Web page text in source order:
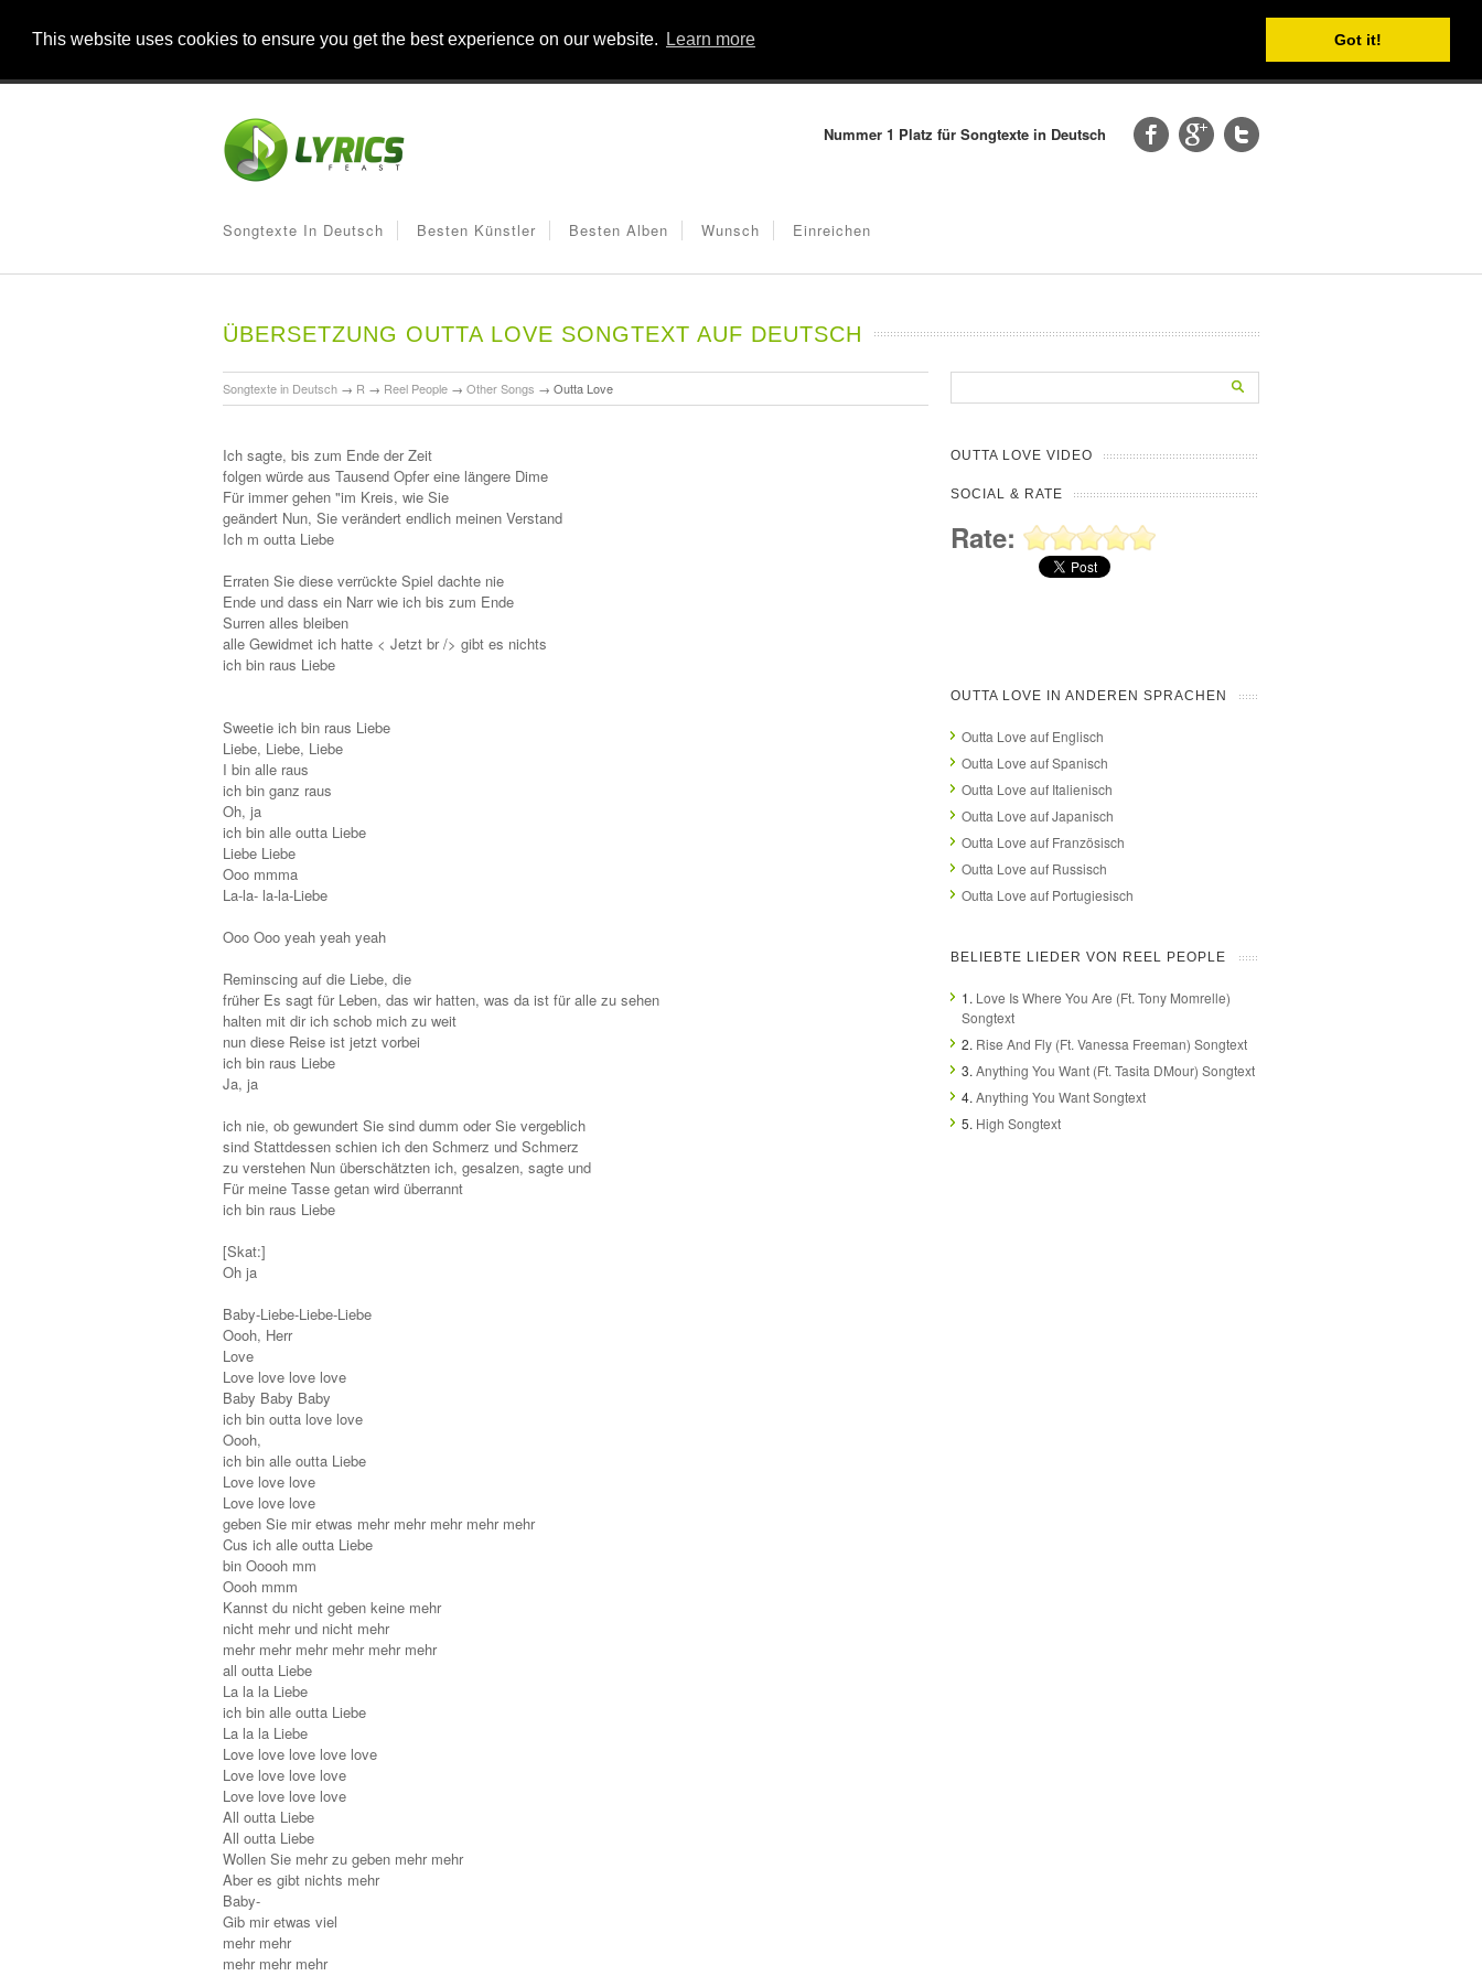
This website uses cookies to ensure you get the best experience on our website. Learn more Got it!
Nummer 1 Platz für Songtexte in Deutsch
Songtexte In Deutsch Besten Künstler Besten Alben Wunsch Einreichen
ÜBERSETZUNG OUTTA LOVE SONGTEXT AUF DEUTSCH
Songtexte in Deutsch → R → Reel People → Other Songs → Outta Love
Ich sagte, bis zum Ende der Zeit
folgen würde aus Tausend Opfer eine längere Dime
Für immer gehen "im Kreis, wie Sie
geändert Nun, Sie verändert endlich meinen Verstand
Ich m outta Liebe
Erraten Sie diese verrückte Spiel dachte nie
Ende und dass ein Narr wie ich bis zum Ende
Surren alles bleiben
alle Gewidmet ich hatte < Jetzt br /> gibt es nichts
ich bin raus Liebe
Sweetie ich bin raus Liebe
Liebe, Liebe, Liebe
I bin alle raus
ich bin ganz raus
Oh, ja
ich bin alle outta Liebe
Liebe Liebe
Ooo mmma
La-la- la-la-Liebe
Ooo Ooo yeah yeah yeah
Reminscing auf die Liebe, die
früher Es sagt für Leben, das wir hatten, was da ist für alle zu sehen
halten mit dir ich schob mich zu weit
nun diese Reise ist jetzt vorbei
ich bin raus Liebe
Ja, ja
ich nie, ob gewundert Sie sind dumm oder Sie vergeblich
sind Stattdessen schien ich den Schmerz und Schmerz
zu verstehen Nun überschätzten ich, gesalzen, sagte und
Für meine Tasse getan wird überrannt
ich bin raus Liebe
[Skat:]
Oh ja
Baby-Liebe-Liebe-Liebe
Oooh, Herr
Love
Love love love love
Baby Baby Baby
ich bin outta love love
Oooh,
ich bin alle outta Liebe
Love love love
Love love love
geben Sie mir etwas mehr mehr mehr mehr mehr
Cus ich alle outta Liebe
bin Ooooh mm
Oooh mmm
Kannst du nicht geben keine mehr
nicht mehr und nicht mehr
mehr mehr mehr mehr mehr mehr
all outta Liebe
La la la Liebe
ich bin alle outta Liebe
La la la Liebe
Love love love love love
Love love love love
Love love love love
All outta Liebe
All outta Liebe
Wollen Sie mehr zu geben mehr mehr
Aber es gibt nichts mehr
Baby-
Gib mir etwas viel
mehr mehr
mehr mehr mehr
OUTTA LOVE VIDEO
SOCIAL & RATE
Rate:
OUTTA LOVE IN ANDEREN SPRACHEN
Outta Love auf Englisch
Outta Love auf Spanisch
Outta Love auf Italienisch
Outta Love auf Japanisch
Outta Love auf Französisch
Outta Love auf Russisch
Outta Love auf Portugiesisch
BELIEBTE LIEDER VON REEL PEOPLE
1. Love Is Where You Are (Ft. Tony Momrelle)
Songtext
2. Rise And Fly (Ft. Vanessa Freeman) Songtext
3. Anything You Want (Ft. Tasita DMour) Songtext
4. Anything You Want Songtext
5. High Songtext